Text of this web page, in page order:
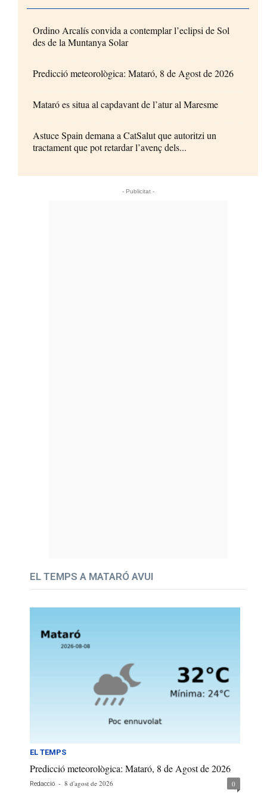
Ordino Arcalís convida a contemplar l’eclipsi de Sol
des de la Muntanya Solar
Predicció meteorològica: Mataró, 8 de Agost de 2026
Mataró es situa al capdavant de l’atur al Maresme
Astuce Spain demana a CatSalut que autoritzi un
tractament que pot retardar l’avenç dels...
- Publicitat -
EL TEMPS A MATARÓ AVUI
EL TEMPS
Predicció meteorològica: Mataró, 8 de Agost de 2026
Redacció - 8 d'agost de 2026 0